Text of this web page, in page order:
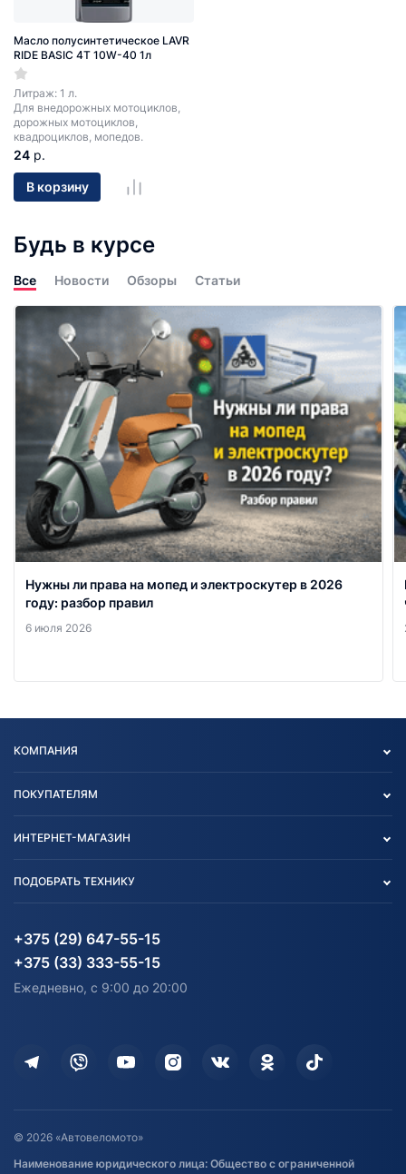
Масло полусинтетическое LAVR
RIDE BASIC 4T 10W-40 1л
Литраж: 1 л.
Для внедорожных мотоциклов,
дорожных мотоциклов,
квадроциклов, мопедов.
24 р.
В корзину
Будь в курсе
Все Новости Обзоры Статьи
Нужны ли права на мопед и электроскутер в 2026
году: разбор правил
6 июля 2026
КОМПАНИЯ
Блог
Карта сайта
ПОКУПАТЕЛЯМ
Согласие на обработку
Информация до получения
согласия на обработку
персональных данных
Доставка
Дополнительные услуги
Оставить отзыв
Договор публичной оферты
ИНТЕРНЕТ-МАГАЗИН
Агротехника
Водный транспорт
Электротранспорт
Активный отдых и спорт
Здоровье
ПОДОБРАТЬ ТЕХНИКУ
Агротехника
Электротранспорт
Лодочные моторные
+375 (29) 647-55-15
+375 (33) 333-55-15
Ежедневно, с 9:00 до 20:00
© 2026 «Автовеломото»
Наименование юридического лица: Общество с ограниченной